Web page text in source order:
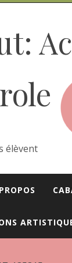
élèvent